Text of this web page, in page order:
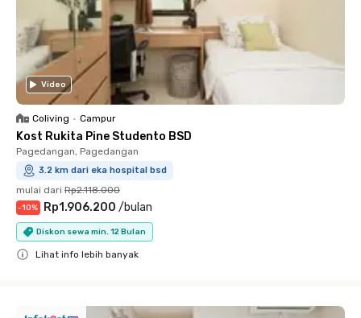
Video
Coliving • Campur
Kost Rukita Pine Studento BSD
Pagedangan, Pagedangan
3.2 km dari eka hospital bsd
mulai dari Rp2.118.000
-10% Rp1.906.200 /bulan
Diskon sewa min. 12 Bulan
Lihat info lebih banyak